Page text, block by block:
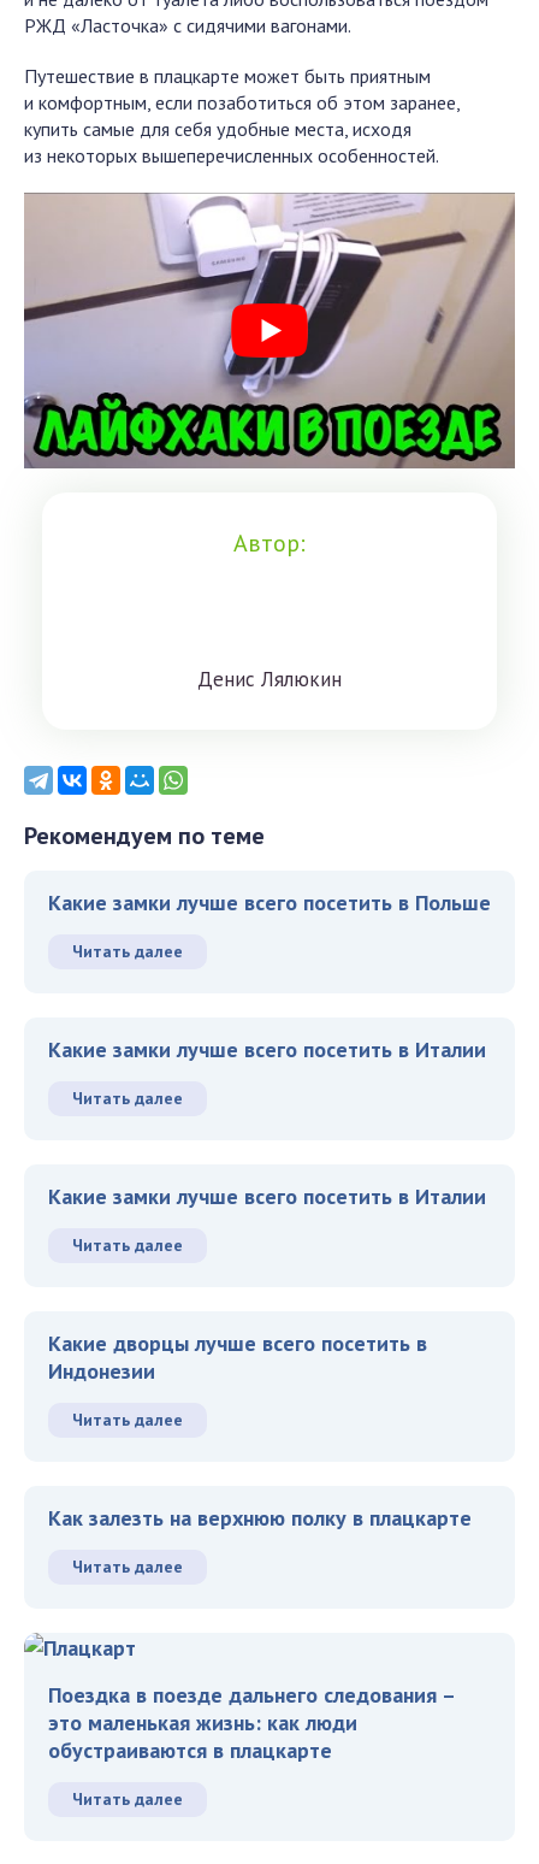
РЖД «Ласточка» с сидячими вагонами.
Путешествие в плацкарте может быть приятным
и комфортным, если позаботиться об этом заранее,
купить самые для себя удобные места, исходя
из некоторых вышеперечисленных особенностей.
Автор:
Дeниc Лялюкин
Рекомендуем по теме
Какие замки лучше всего посетить в Польше
Читать далее
Какие замки лучше всего посетить в Италии
Читать далее
Какие замки лучше всего посетить в Италии
Читать далее
Какие дворцы лучше всего посетить в
Индонезии
Читать далее
Как залезть на верхнюю полку в плацкарте
Читать далее
Поездка в поезде дальнего следования –
это маленькая жизнь: как люди
обустраиваются в плацкарте
Читать далее